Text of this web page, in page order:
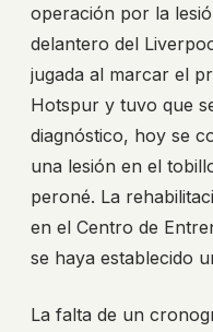
operación por la
delantero del
jugada al marcar el
Hotspur y tuvo que
diagnóstico, hoy se
una lesión en el
peroné. La
en el Centro de
se haya establecido
La falta de un